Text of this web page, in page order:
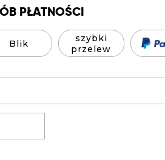
PŁATNOŚCI
Blik
szybki
przelew